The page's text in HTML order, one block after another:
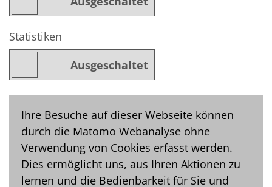
Statistiken
Ihre Besuche auf dieser Webseite können
durch die Matomo Webanalyse ohne
Verwendung von Cookies erfasst werden.
Dies ermöglicht uns, aus Ihren Aktionen zu
lernen und die Bedienbarkeit für Sie und